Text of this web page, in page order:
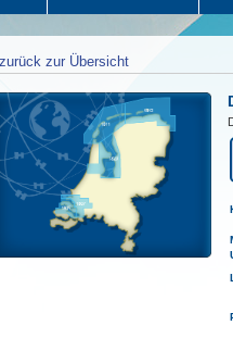
zurück zur Übersicht